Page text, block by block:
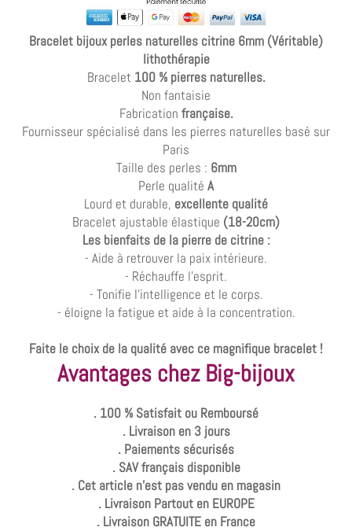
Bracelet bijoux perles naturelles citrine 6mm (Véritable)
lithothérapie
Bracelet 100 % pierres naturelles.
Non fantaisie
Fabrication française.
Fournisseur spécialisé dans les pierres naturelles basé sur
Paris
Taille des perles : 6mm
Perle qualité A
Lourd et durable, excellente qualité
Bracelet ajustable élastique (18-20cm)
Les bienfaits de la pierre de citrine :
- Aide à retrouver la paix intérieure.
- Réchauffe l'esprit.
- Tonifie l'intelligence et le corps.
- éloigne la fatigue et aide à la concentration.
Faite le choix de la qualité avec ce magnifique bracelet !
Avantages chez Big-bijoux
. 100 % Satisfait ou Remboursé
. Livraison en 3 jours
. Paiements sécurisés
. SAV français disponible
. Cet article n'est pas vendu en magasin
. Livraison Partout en EUROPE
. Livraison GRATUITE en France